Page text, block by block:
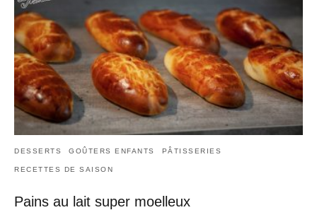
DESSERTS GOÛTERS ENFANTS PÂTISSERIES
RECETTES DE SAISON
Pains au lait super moelleux